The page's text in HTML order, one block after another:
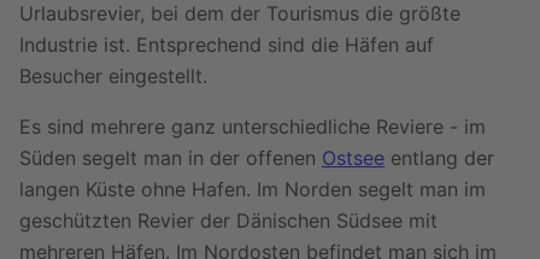
Urlaubsrevier, bei dem der Tourismus die größte
Industrie ist. Entsprechend sind die Häfen auf
Besucher eingestellt.
Es sind mehrere ganz unterschiedliche Reviere - im
Süden segelt man in der offenen Ostsee entlang der
langen Küste ohne Hafen. Im Norden segelt man im
geschützten Revier der Dänischen Südsee mit
mehreren Häfen. Im Nordosten befindet man sich im